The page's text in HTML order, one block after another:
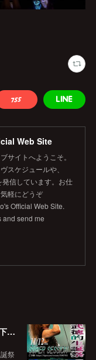
Web Site
サイトへようこそ。
スケジュールや、
信しています。お仕
軽にどうぞ
Official Web Site.
and send me
2026/11/12(木)は神戸チキンジョージにて下山武徳的生誕祭に出演します♪
祭